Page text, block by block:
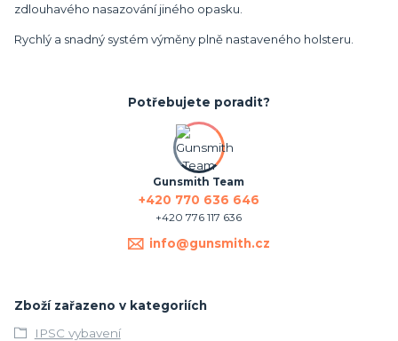
zdlouhavého nasazování jiného opasku.
Rychlý a snadný systém výměny plně nastaveného holsteru.
Potřebujete poradit?
Gunsmith Team
+420 770 636 646
+420 776 117 636
info@gunsmith.cz
Zboží zařazeno v kategoriích
IPSC vybavení